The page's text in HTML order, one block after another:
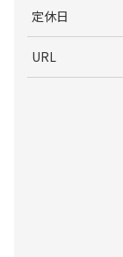
定休日
URL